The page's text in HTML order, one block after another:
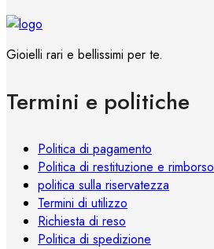
Le
opzioni
possono
scelte
del
prodotto
Gioielli rari e bellissimi per te.
Termini e politiche
Politica di pagamento
Politica di restituzione e rimborso
politica sulla riservatezza
Termini di utilizzo
Richiesta di reso
Politica di spedizione